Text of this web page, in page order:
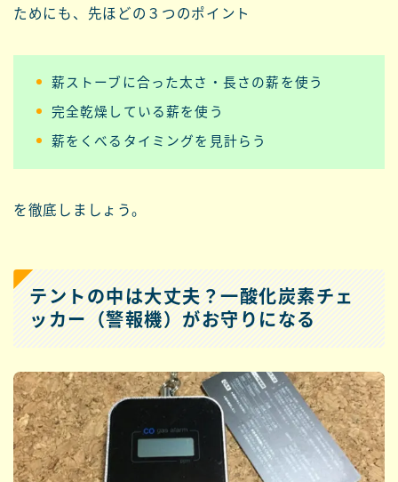
ためにも、先ほどの３つのポイント
薪ストーブに合った太さ・長さの薪を使う
完全乾燥している薪を使う
薪をくべるタイミングを見計らう
を徹底しましょう。
テントの中は大丈夫？一酸化炭素チェ
ッカー（警報機）がお守りになる